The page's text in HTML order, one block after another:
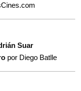
Suar
por Diego Batlle